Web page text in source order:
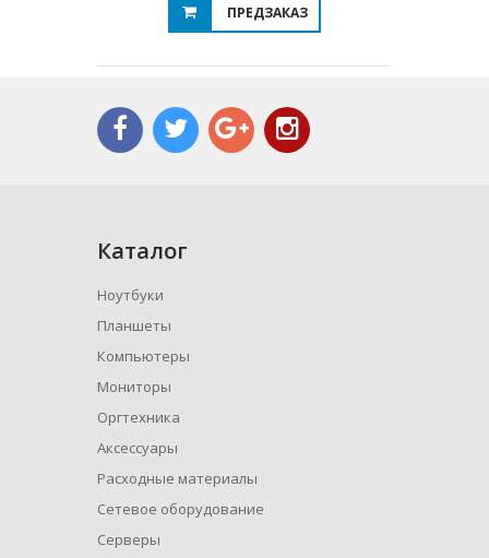
ПРЕДЗАКАЗ
Каталог
Ноутбуки
Планшеты
Компьютеры
Мониторы
Оргтехника
Аксессуары
Расходные материалы
Сетевое оборудование
Серверы